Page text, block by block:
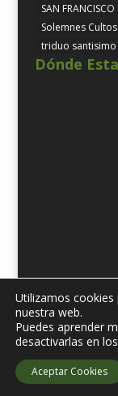
SAN
Solemnes
triduo
Dónde
Diseñado por
reservados.|
Utilizamos
nuestra web.
Puedes aprender
desactivarlas en
Aceptar Cookies